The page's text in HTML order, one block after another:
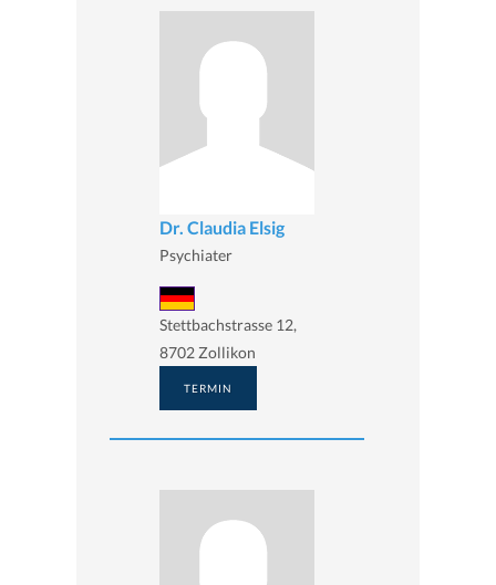
Dr. Claudia Elsig
Psychiater
Stettbachstrasse 12,
8702 Zollikon
TERMIN